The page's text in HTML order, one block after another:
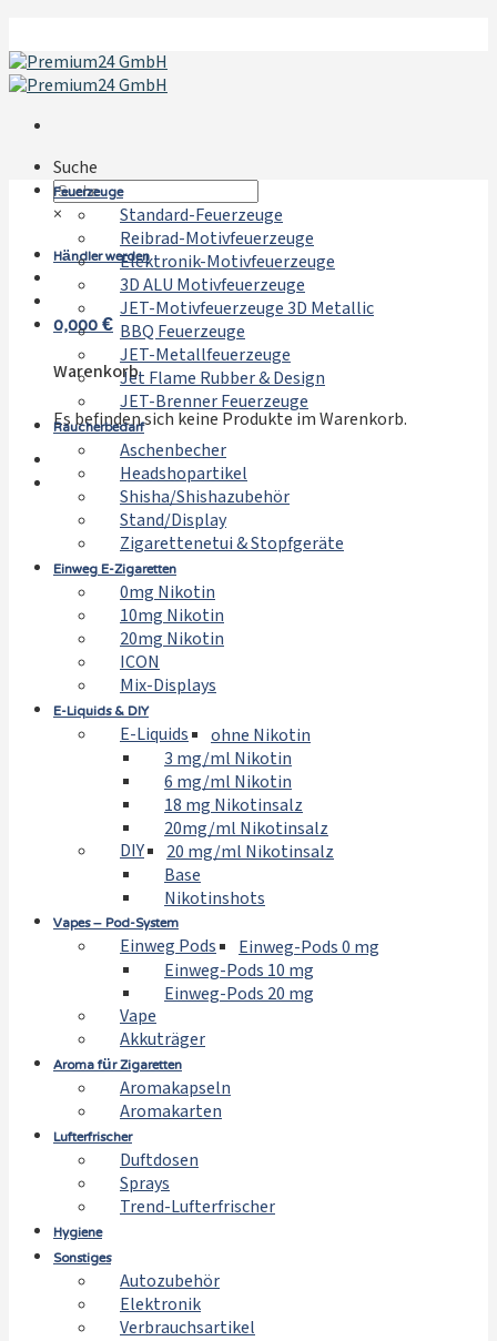
Inhalt
springen
Suche
×
Händler werden
0,000€
Warenkorb
Es befinden sich keine Produkte im Warenkorb.
Feuerzeuge
Standard-Feuerzeuge
Reibrad-Motivfeuerzeuge
Elektronik-Motivfeuerzeuge
3D ALU Motivfeuerzeuge
JET-Motivfeuerzeuge 3D Metallic
BBQ Feuerzeuge
JET-Metallfeuerzeuge
Jet Flame Rubber & Design
JET-Brenner Feuerzeuge
Raucherbedarf
Aschenbecher
Headshopartikel
Shisha/Shishazubehör
Stand/Display
Zigarettenetui & Stopfgeräte
Einweg E-Zigaretten
0mg Nikotin
10mg Nikotin
20mg Nikotin
ICON
Mix-Displays
E-Liquids & DIY
E-Liquids
ohne Nikotin
3 mg/ml Nikotin
6 mg/ml Nikotin
18 mg Nikotinsalz
20mg/ml Nikotinsalz
DIY
20 mg/ml Nikotinsalz
Base
Nikotinshots
Vapes – Pod-System
Einweg Pods
Einweg-Pods 0 mg
Einweg-Pods 10 mg
Einweg-Pods 20 mg
Vape
Akkuträger
Aroma für Zigaretten
Aromakapseln
Aromakarten
Lufterfrischer
Duftdosen
Sprays
Trend-Lufterfrischer
Hygiene
Sonstiges
Autozubehör
Elektronik
Verbrauchsartikel